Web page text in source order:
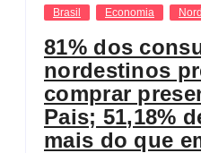
Brasil Economia
81% dos
nordestinos
comprar
Pais; 51,18%
mais do que